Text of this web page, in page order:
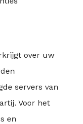
over uw
servers van
Voor het
en